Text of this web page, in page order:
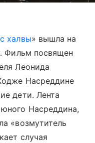
халвы» вышла на
Фильм посвящен
Леонида
Насреддине
дети. Лента
Насреддина,
«возмутитель
случая